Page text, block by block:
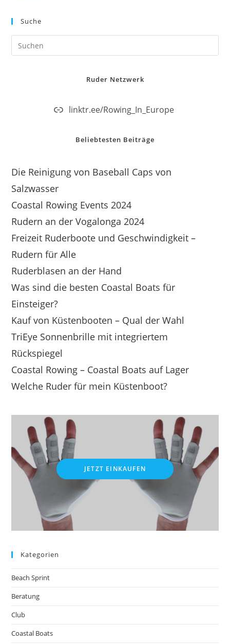
Suche
Ruder Netzwerk
linktr.ee/Rowing_In_Europe
Beliebtesten Beiträge
Die Reinigung von Baseball Caps von
Salzwasser
Coastal Rowing Events 2024
Rudern an der Vogalonga 2024
Freizeit Ruderboote und Geschwindigkeit –
Rudern für Alle
Ruderblasen an der Hand
Was sind die besten Coastal Boats für
Einsteiger?
Kauf von Küstenbooten – Qual der Wahl
TriEye Sonnenbrille mit integriertem
Rückspiegel
Coastal Rowing – Coastal Boats auf Lager
Welche Ruder für mein Küstenboot?
JETZT EINKAUFEN
Kategorien
Beach Sprint
Beratung
Club
Coastal Boats